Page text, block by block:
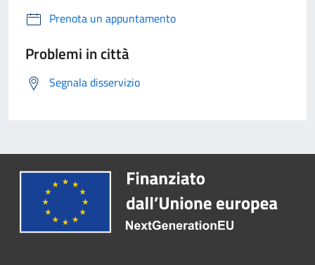
Prenota un appuntamento
Problemi in città
Segnala disservizio